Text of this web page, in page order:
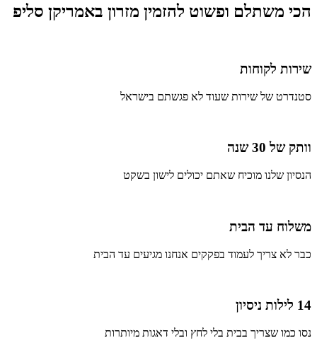
הכי משתלם ופשוט להזמין מזרון באמריקן סליפ
שירות לקוחות
סטנדרט של שירות שעוד לא פגשתם בישראל
וותק של 30 שנה
הנסיון שלנו מוכיח שאתם יכולים לישון בשקט
משלוח עד הבית
כבר לא צריך לעמוד בפקקים אנחנו מגיעים עד הבית
14 לילות ניסיון
נסו כמו שצריך בבית בלי לחץ ובלי דאגות מיותרות